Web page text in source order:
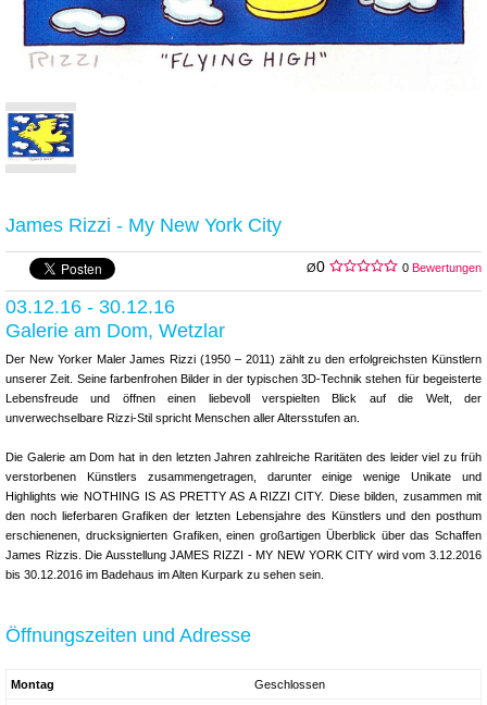
James Rizzi - My New York City
Ø0 0 Bewertungen
03.12.16 - 30.12.16
Galerie am Dom, Wetzlar
Der New Yorker Maler James Rizzi (1950 – 2011) zählt zu den erfolgreichsten Künstlern
unserer Zeit. Seine farbenfrohen Bilder in der typischen 3D-Technik stehen für begeisterte
Lebensfreude und öffnen einen liebevoll verspielten Blick auf die Welt, der
unverwechselbare Rizzi-Stil spricht Menschen aller Altersstufen an.
Die Galerie am Dom hat in den letzten Jahren zahlreiche Raritäten des leider viel zu früh
verstorbenen Künstlers zusammengetragen, darunter einige wenige Unikate und
Highlights wie NOTHING IS AS PRETTY AS A RIZZI CITY. Diese bilden, zusammen mit
den noch lieferbaren Grafiken der letzten Lebensjahre des Künstlers und den posthum
erschienenen, drucksignierten Grafiken, einen großartigen Überblick über das Schaffen
James Rizzis. Die Ausstellung JAMES RIZZI - MY NEW YORK CITY wird vom 3.12.2016
bis 30.12.2016 im Badehaus im Alten Kurpark zu sehen sein.
Öffnungszeiten und Adresse
Montag Geschlossen